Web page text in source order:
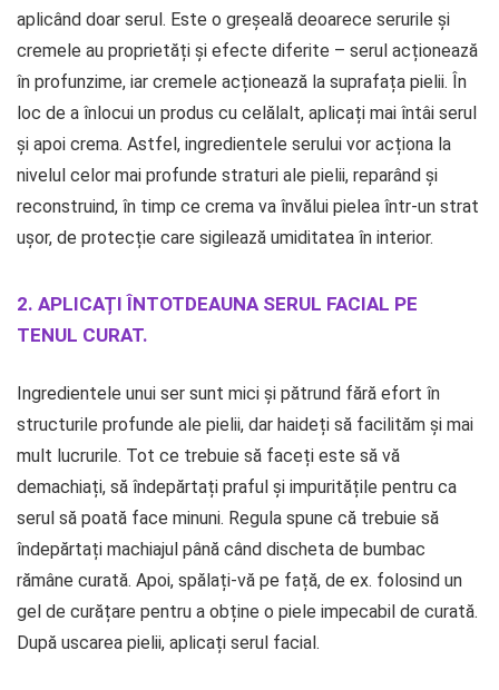
aplicând doar serul. Este o greșeală deoarece serurile și
cremele au proprietăți și efecte diferite – serul acționează
în profunzime, iar cremele acționează la suprafața pielii. În
loc de a înlocui un produs cu celălalt, aplicați mai întâi serul
și apoi crema. Astfel, ingredientele serului vor acționa la
nivelul celor mai profunde straturi ale pielii, reparând și
reconstruind, în timp ce crema va învălui pielea într-un strat
ușor, de protecție care sigilează umiditatea în interior.
2. APLICAȚI ÎNTOTDEAUNA SERUL FACIAL PE
TENUL CURAT.
Ingredientele unui ser sunt mici și pătrund fără efort în
structurile profunde ale pielii, dar haideți să facilităm și mai
mult lucrurile. Tot ce trebuie să faceți este să vă
demachiați, să îndepărtați praful și impuritățile pentru ca
serul să poată face minuni. Regula spune că trebuie să
îndepărtați machiajul până când discheta de bumbac
rămâne curată. Apoi, spălați-vă pe față, de ex. folosind un
gel de curățare pentru a obține o piele impecabil de curată.
După uscarea pielii, aplicați serul facial.